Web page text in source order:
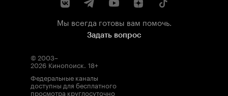
Мы всегда готовы вам помочь.
Задать вопрос
© 2003–
2026 Кинопоиск. 18+
Федеральные каналы
доступны для бесплатного
просмотра круглосуточно